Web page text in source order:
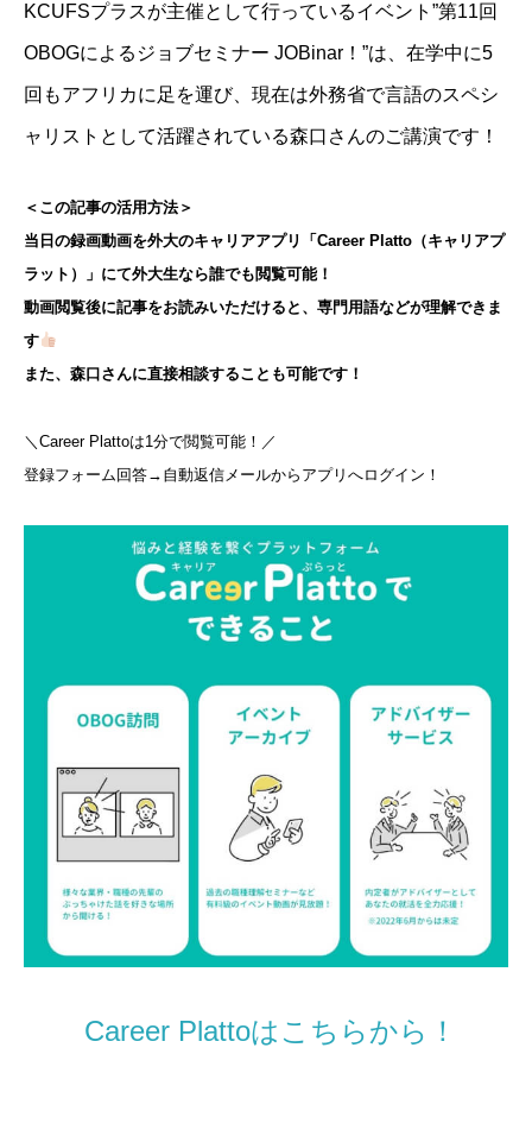
KCUFSプラスが主催として行っているイベント”第11回
OBOGによるジョブセミナー JOBinar！”は、在学中に5
回もアフリカに足を運び、現在は外務省で言語のスペシ
ャリストとして活躍されている森口さんのご講演です！
＜この記事の活用方法＞
当日の録画動画を外大のキャリアアプリ「Career Platto（キャリアプ
ラット）」にて外大生なら誰でも閲覧可能！
動画閲覧後に記事をお読みいただけると、専門用語などが理解できま
す
また、森口さんに直接相談することも可能です！
＼Career Plattoは1分で閲覧可能！／
登録フォーム回答→自動返信メールからアプリへログイン！
Career Plattoはこちらから！